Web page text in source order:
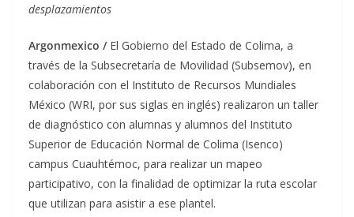
desplazamientos
Argonmexico / El Gobierno del Estado de Colima, a
través de la Subsecretaría de Movilidad (Subsemov), en
colaboración con el Instituto de Recursos Mundiales
México (WRI, por sus siglas en inglés) realizaron un taller
de diagnóstico con alumnas y alumnos del Instituto
Superior de Educación Normal de Colima (Isenco)
campus Cuauhtémoc, para realizar un mapeo
participativo, con la finalidad de optimizar la ruta escolar
que utilizan para asistir a ese plantel.